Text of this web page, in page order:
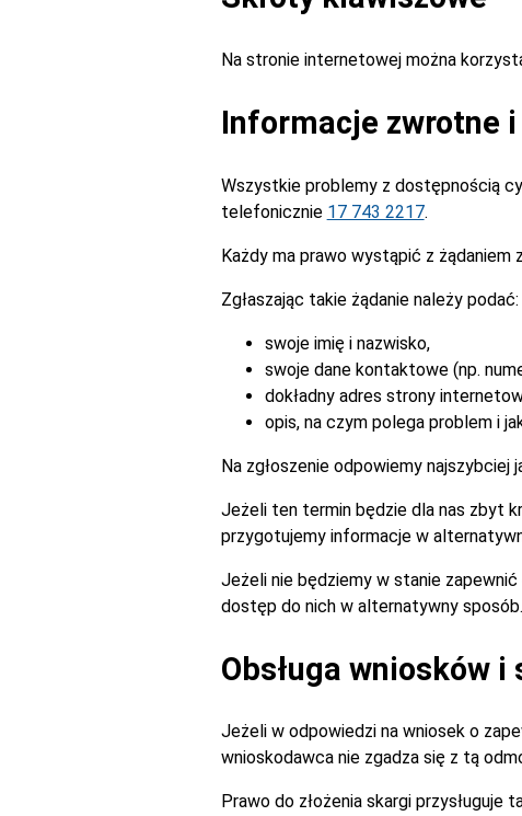
Na stronie internetowej można
Informacje zwrotne
Wszystkie problemy z dostępnością
telefonicznie 17 743 2217.
Każdy ma prawo wystąpić z
Zgłaszając takie żądanie należy podać:
swoje imię i nazwisko,
swoje dane kontaktowe (np.
dokładny adres strony
opis, na czym polega problem i
Na zgłoszenie odpowiemy najszybciej
Jeżeli ten termin będzie dla nas zbyt
przygotujemy informacje w
Jeżeli nie będziemy w stanie
dostęp do nich w alternatywny sposób.
Obsługa wniosków
Jeżeli w odpowiedzi na wniosek o
wnioskodawca nie zgadza się z tą
Prawo do złożenia skargi